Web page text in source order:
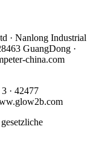
· Nanlong Industrial
GuangDong ·
china.com
· 42477